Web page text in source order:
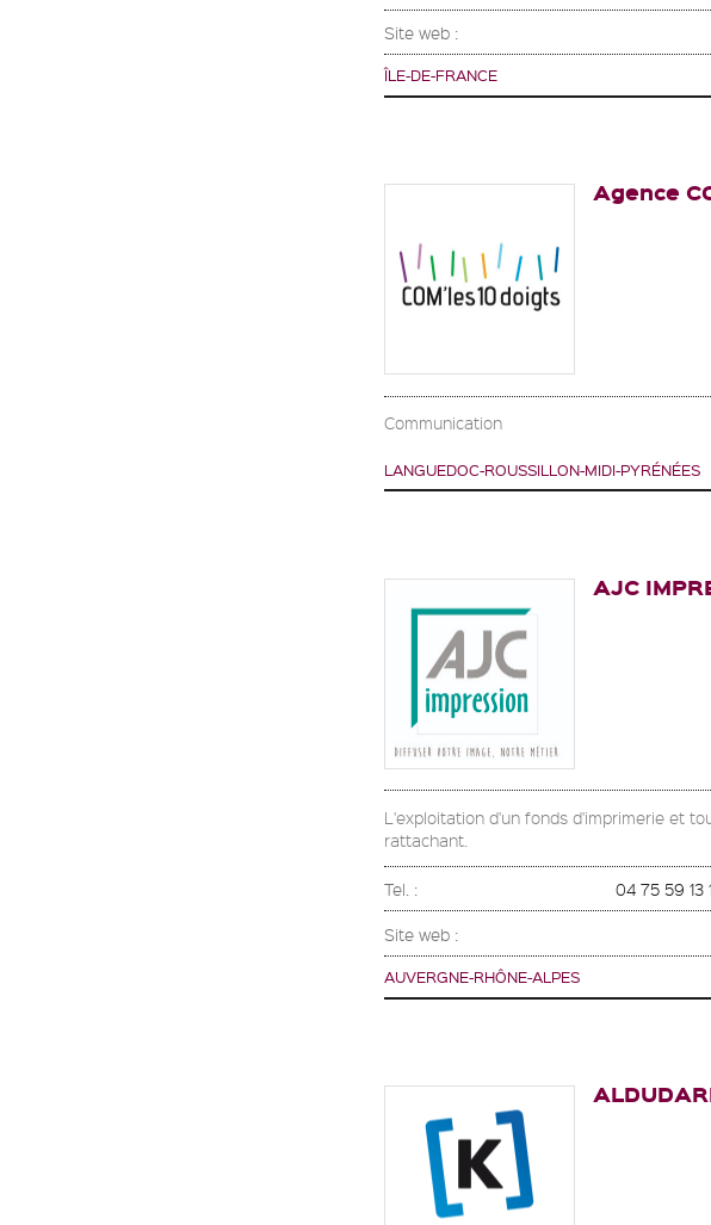
Site web :
ÎLE-DE-FRANCE
Agence
Communication
LANGUEDOC-ROUSSILLON-MIDI-PYRÉNÉES
AJC
L'exploitation d'un fonds d'imprimerie et
rattachant.
Tel. : 04 75 59 13
Site web :
AUVERGNE-RHÔNE-ALPES